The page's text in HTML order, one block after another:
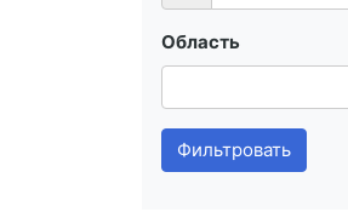
Область
Фильтровать